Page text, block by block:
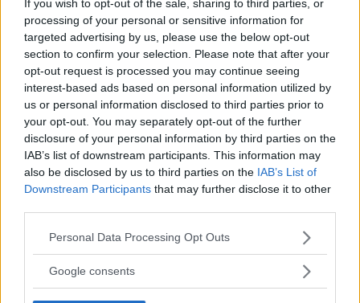
If you wish to opt-out of the sale, sharing to third parties, or
processing of your personal or sensitive information for
targeted advertising by us, please use the below opt-out
section to confirm your selection. Please note that after your
opt-out request is processed you may continue seeing
interest-based ads based on personal information utilized by
us or personal information disclosed to third parties prior to
your opt-out. You may separately opt-out of the further
disclosure of your personal information by third parties on the
IAB’s list of downstream participants. This information may
also be disclosed by us to third parties on the IAB’s List of
Downstream Participants that may further disclose it to other
Please note that this website/app uses one or more Google
not limited to your visit or usage behaviour. You may click to
Personal Data Processing Opt Outs
Google consents
bör betas, men det är inte alltid nödvändigt.
#c • Uppdaterat: 2012-08-25 14:24
Rustan Werling
@ saabnisse
Ett rostfritt stål är inte rostfritt rakt igenom utan bara
på ytan. Den rostfria ytan på ett rostfritt stål är 12
ångström tjockt. Får du ett hack eller slag på ett
rostfritt stål så är det där rosten får fäste.
Den rostfria ytan på ett rostfritt stål uppnås genom
kontakt med luften, oxidering. Om du då målar på ett
rostfritt stål så motverkar det sitt syfte.